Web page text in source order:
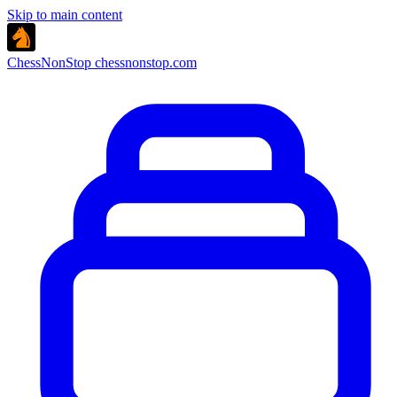
Skip to main content
ChessNonStop chessnonstop.com